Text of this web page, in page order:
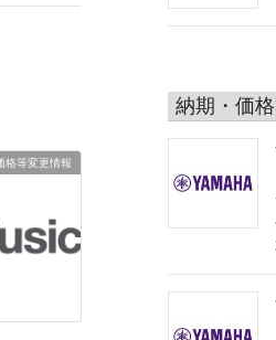
格等変更情報
納期・価